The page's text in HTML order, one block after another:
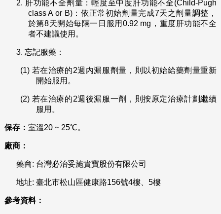
2. 肝功能不全劑量：輕度至中度肝功能不全(Child-Pugh
class A or B)：依正常初始劑量完成7天之劑量調整，
於第8天開始每隔一日服用0.92 mg，重度肝功能不全
者不建議使用。
3. 忘記服藥：
(1) 若在治療的2週內漏服劑量，則以初始給藥劑量重新
開始服用。
(2) 若在治療的2週後漏服一劑，則按原定治療計劃繼續
服用。
保存： 室溫20 ~ 25℃。
廠商：
藥商: 台灣必治妥施貴寶股份有限公司
地址: 臺北市松山區健康路156號4樓、5樓
參考資料：